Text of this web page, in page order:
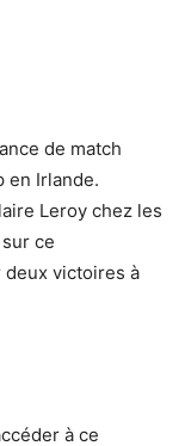
de match
en Irlande.
Leroy chez les
ce
deux victoires à
à ce